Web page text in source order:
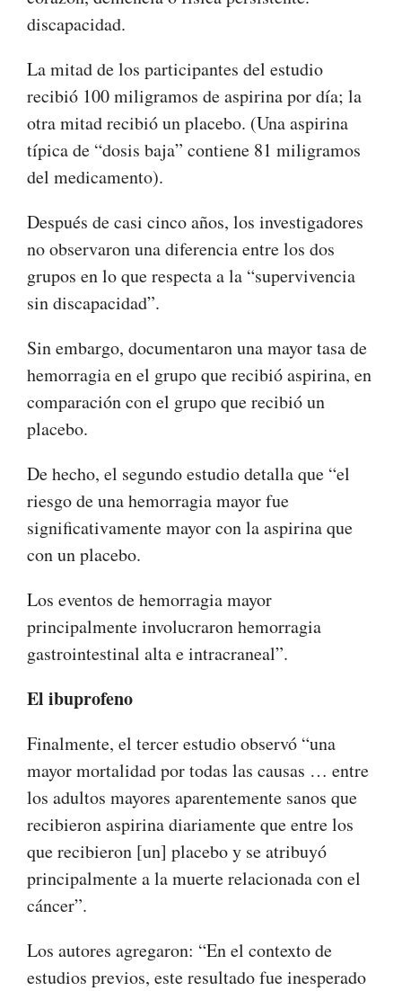
discapacidad.
La mitad de los participantes del estudio
recibió 100 miligramos de aspirina por día; la
otra mitad recibió un placebo. (Una aspirina
típica de “dosis baja” contiene 81 miligramos
del medicamento).
Después de casi cinco años, los investigadores
no observaron una diferencia entre los dos
grupos en lo que respecta a la “supervivencia
sin discapacidad”.
Sin embargo, documentaron una mayor tasa de
hemorragia en el grupo que recibió aspirina, en
comparación con el grupo que recibió un
placebo.
De hecho, el segundo estudio detalla que “el
riesgo de una hemorragia mayor fue
significativamente mayor con la aspirina que
con un placebo.
Los eventos de hemorragia mayor
principalmente involucraron hemorragia
gastrointestinal alta e intracraneal”.
El ibuprofeno
Finalmente, el tercer estudio observó “una
mayor mortalidad por todas las causas … entre
los adultos mayores aparentemente sanos que
recibieron aspirina diariamente que entre los
que recibieron [un] placebo y se atribuyó
principalmente a la muerte relacionada con el
cáncer”.
Los autores agregaron: “En el contexto de
estudios previos, este resultado fue inesperado